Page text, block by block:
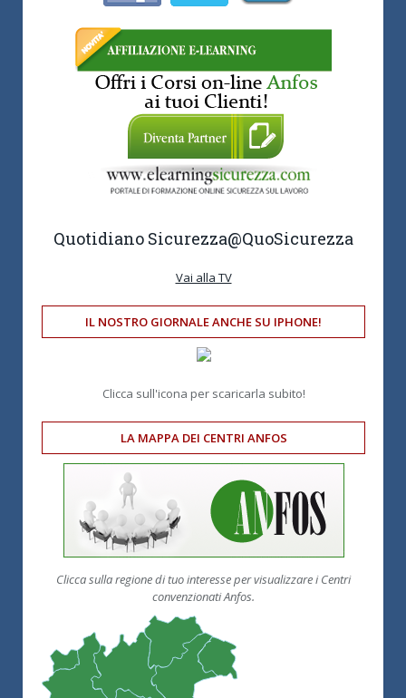
Quotidiano Sicurezza@QuoSicurezza
Vai alla TV
IL NOSTRO GIORNALE ANCHE SU IPHONE!
Clicca sull'icona per scaricarla subito!
LA MAPPA DEI CENTRI ANFOS
Clicca sulla regione di tuo interesse per visualizzare i Centri
convenzionati Anfos.